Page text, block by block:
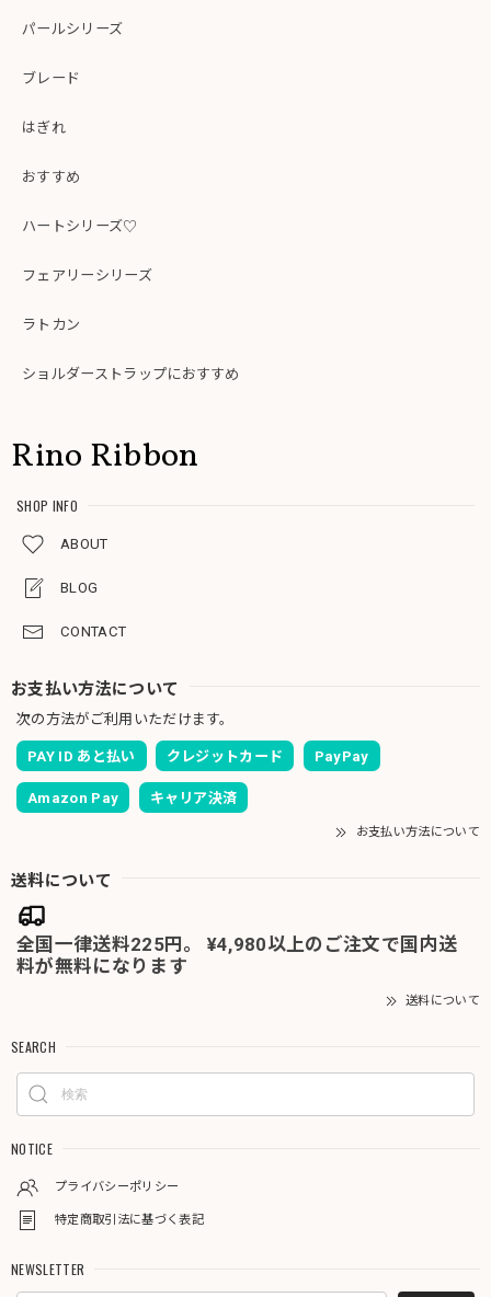
パールシリーズ
ブレード
はぎれ
おすすめ
ハートシリーズ♡
フェアリーシリーズ
ラトカン
ショルダーストラップにおすすめ
Rino Ribbon
SHOP INFO
ABOUT
BLOG
CONTACT
お支払い方法について
次の方法がご利用いただけます。
PAY ID あと払い クレジットカード PayPay
Amazon Pay キャリア決済
お支払い方法について
送料について
全国一律送料225円。 ¥4,980以上のご注文で国内送
料が無料になります
送料について
SEARCH
NOTICE
プライバシーポリシー
特定商取引法に基づく表記
NEWSLETTER